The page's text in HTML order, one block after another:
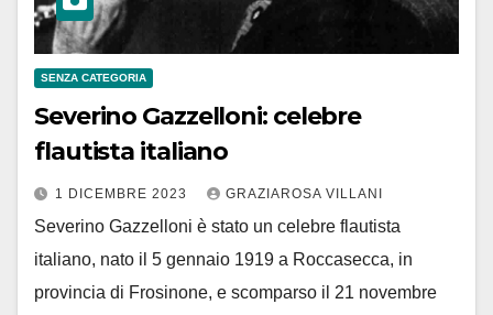
SENZA CATEGORIA
Severino Gazzelloni: celebre
flautista italiano
1 DICEMBRE 2023 GRAZIAROSA VILLANI
Severino Gazzelloni è stato un celebre flautista
italiano, nato il 5 gennaio 1919 a Roccasecca, in
provincia di Frosinone, e scomparso il 21 novembre